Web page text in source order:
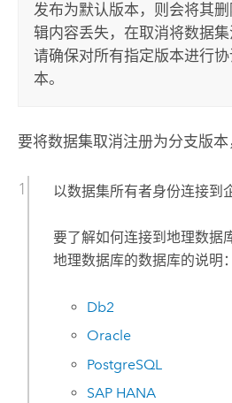
发布为默认版本，则会将其
辑内容丢失，在取消将数据集
请确保对所有指定版本进行
本。
要将数据集取消注册为分支版本
以数据集所有者身份连接到
要了解如何连接到地理数据
地理数据库的数据库的说明：
Db2
Oracle
PostgreSQL
SAP HANA